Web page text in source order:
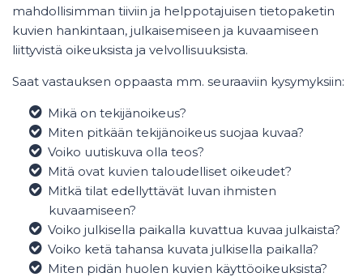
mahdollisimman tiiviin ja helppotajuisen tietopaketin
kuvien hankintaan, julkaisemiseen ja kuvaamiseen
liittyvistä oikeuksista ja velvollisuuksista.
Saat vastauksen oppaasta mm. seuraaviin kysymyksiin:
Mikä on tekijänoikeus?
Miten pitkään tekijänoikeus suojaa kuvaa?
Voiko uutiskuva olla teos?
Mitä ovat kuvien taloudelliset oikeudet?
Mitkä tilat edellyttävät luvan ihmisten
kuvaamiseen?
Voiko julkisella paikalla kuvattua kuvaa julkaista?
Voiko ketä tahansa kuvata julkisella paikalla?
Miten pidän huolen kuvien käyttöoikeuksista?